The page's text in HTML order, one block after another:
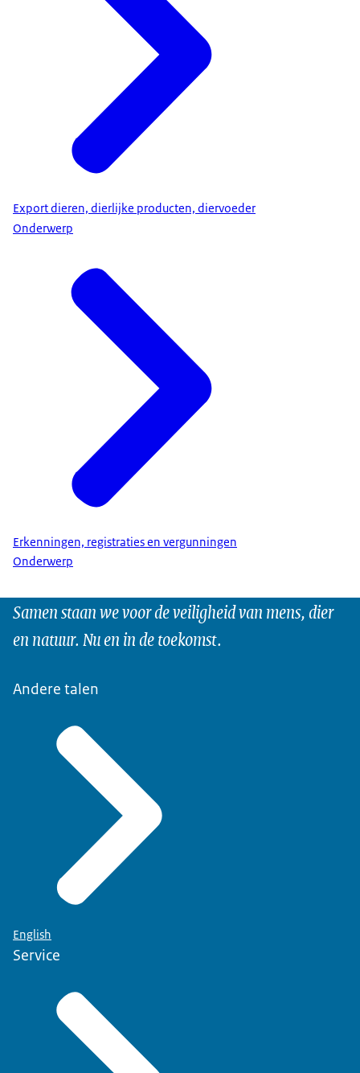
Export dieren, dierlijke producten, diervoeder
Onderwerp
Erkenningen, registraties en vergunningen
Onderwerp
Samen staan we voor de veiligheid van mens, dier
en natuur. Nu en in de toekomst.
Andere talen
English
Service